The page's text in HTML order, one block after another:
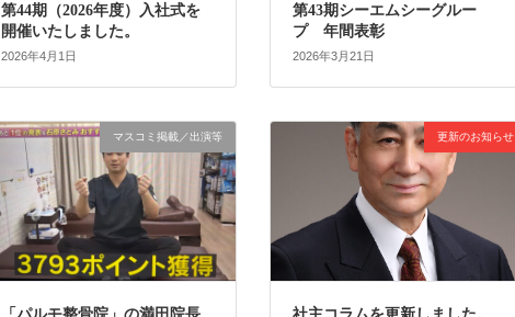
第44期（2026年度）入社式を
開催いたしました。
2026年4月1日
第43期シーエムシーグルー
プ 年間表彰
2026年3月21日
マスコミ掲載／出演等 更新のお知らせ